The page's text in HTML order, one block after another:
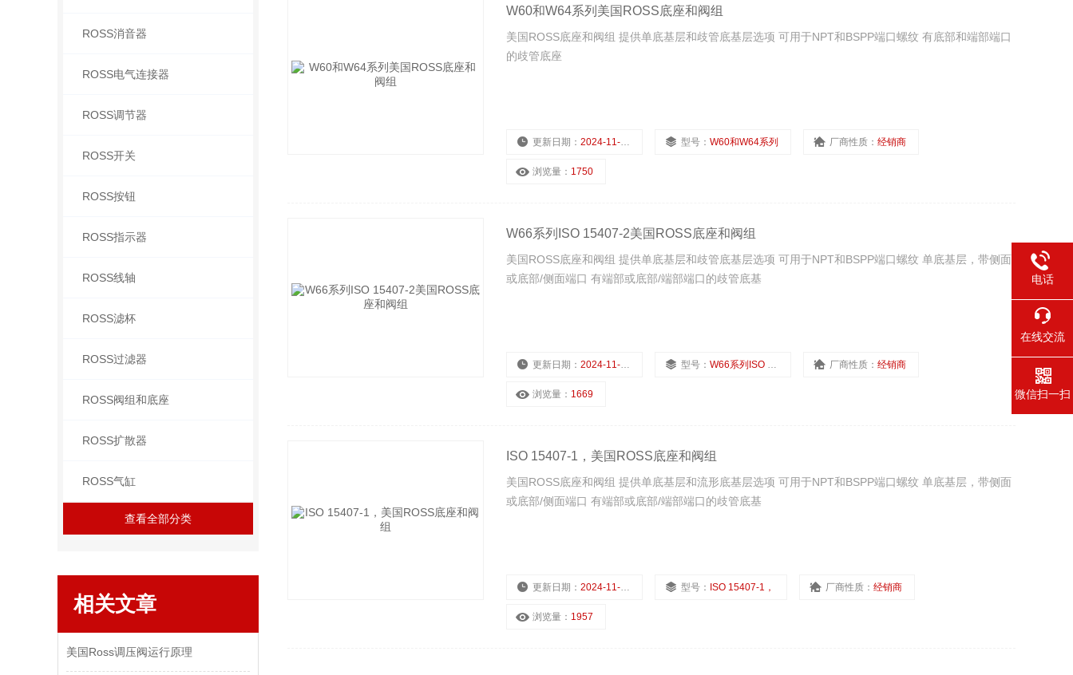
ROSS消音器
ROSS电气连接器
ROSS调节器
ROSS开关
ROSS按钮
ROSS指示器
ROSS线轴
ROSS滤杯
ROSS过滤器
ROSS阀组和底座
ROSS扩散器
ROSS气缸
查看全部分类
相关文章
美国Ross调压阀运行原理
W60和W64系列美国ROSS底座和阀组
美国ROSS底座和阀组 提供单底基层和歧管底基层选项 可用于NPT和BSPP端口螺纹 有底部和端部端口
的歧管底座
更新日期： 2024-11-22 型号： W60和W64系列 厂商性质： 经销商
浏览量： 1750
W66系列ISO 15407-2美国ROSS底座和阀组
美国ROSS底座和阀组 提供单底基层和歧管底基层选项 可用于NPT和BSPP端口螺纹 单底基层，带侧面
或底部/侧面端口 有端部或底部/端部端口的歧管底基
更新日期： 2024-11-22 型号： W66系列ISO 15407-2 厂商性质： 经销商
浏览量： 1669
ISO 15407-1，美国ROSS底座和阀组
美国ROSS底座和阀组 提供单底基层和流形底基层选项 可用于NPT和BSPP端口螺纹 单底基层，带侧面
或底部/侧面端口 有端部或底部/端部端口的歧管底基
更新日期： 2024-11-21 型号： ISO 15407-1， 厂商性质： 经销商
浏览量： 1957
电话
在线交流
微信扫一扫